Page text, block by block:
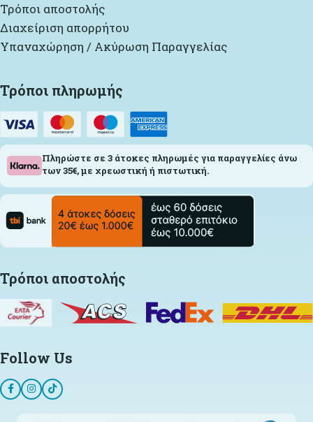
Τρόποι αποστολής
Διαχείριση απορρήτου
Υπαναχώρηση / Ακύρωση Παραγγελίας
Τρόποι πληρωμής
Πληρώστε σε 3 άτοκες πληρωμές για παραγγελίες άνω
των 35€, με χρεωστική ή πιστωτική.
Τρόποι αποστολής
Follow Us